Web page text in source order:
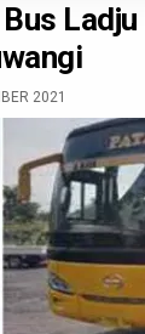
2021